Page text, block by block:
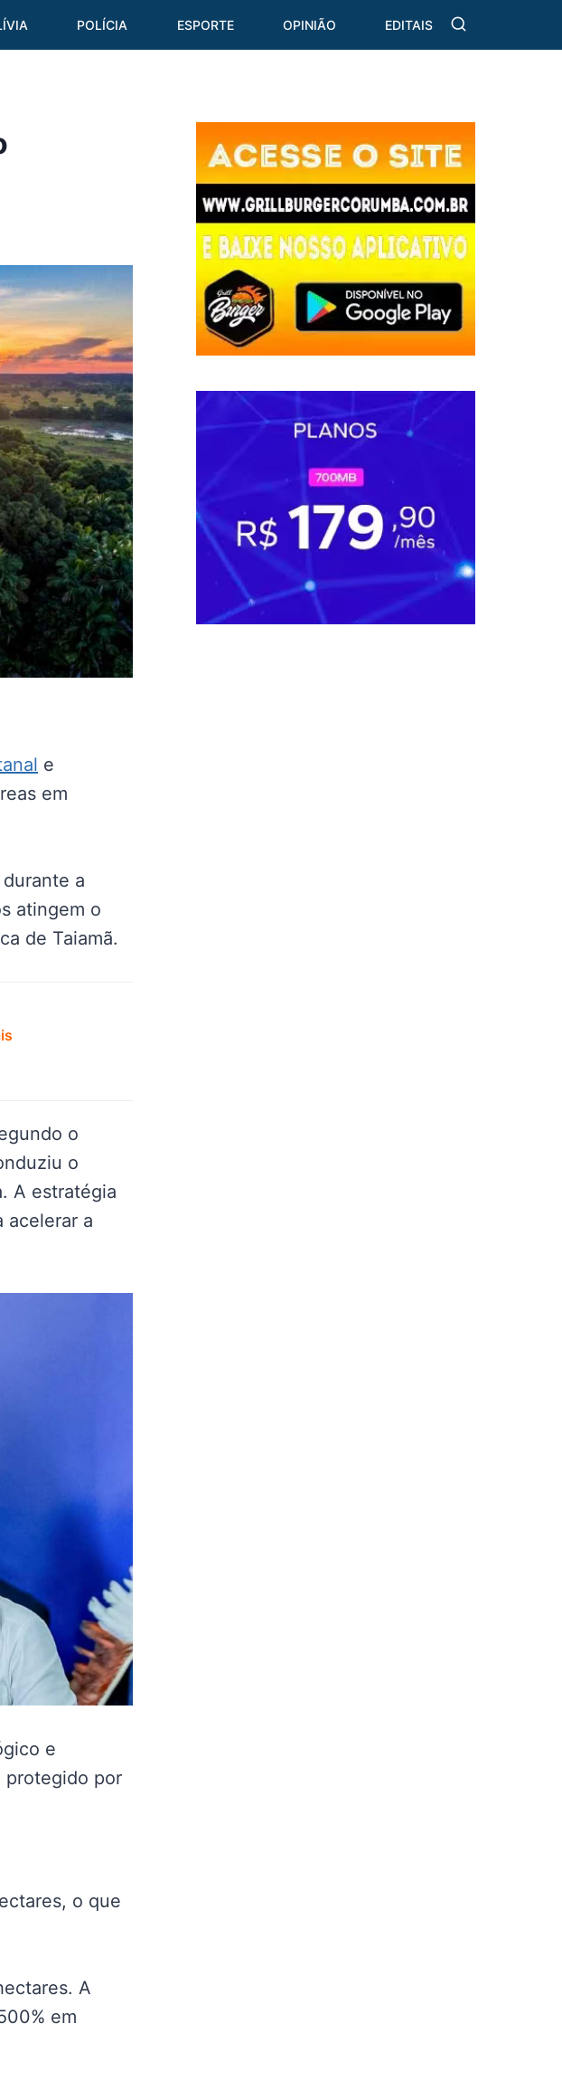
POLÍCIA ESPORTE OPINIÃO EDITAIS
e
em
a
atingem o
de Taiamã.
o
o
A estratégia
acelerar a
e
protegido por
o que
A
em